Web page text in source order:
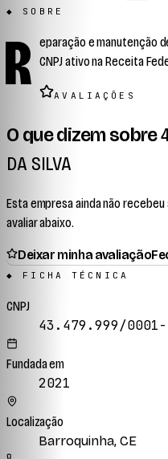
◆ SOBRE
R eparação e manutenção
CNPJ ativo na Receita
AVALIAÇÕES
O que dizem sobre
DA SILVA
Esta empresa ainda não
avaliar abaixo.
Deixar minha avaliação
◆ FICHA TÉCNICA
CNPJ
43.479.999/0001-
Fundada em
2021
Localização
Barroquinha, CE